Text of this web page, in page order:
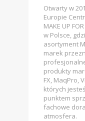
Otwarty w
Europie
MAKE UP
w Polsce,
asortyment
marek
produkty
FX, MaqPro,
których
punktem
fachowe
atmosfera.